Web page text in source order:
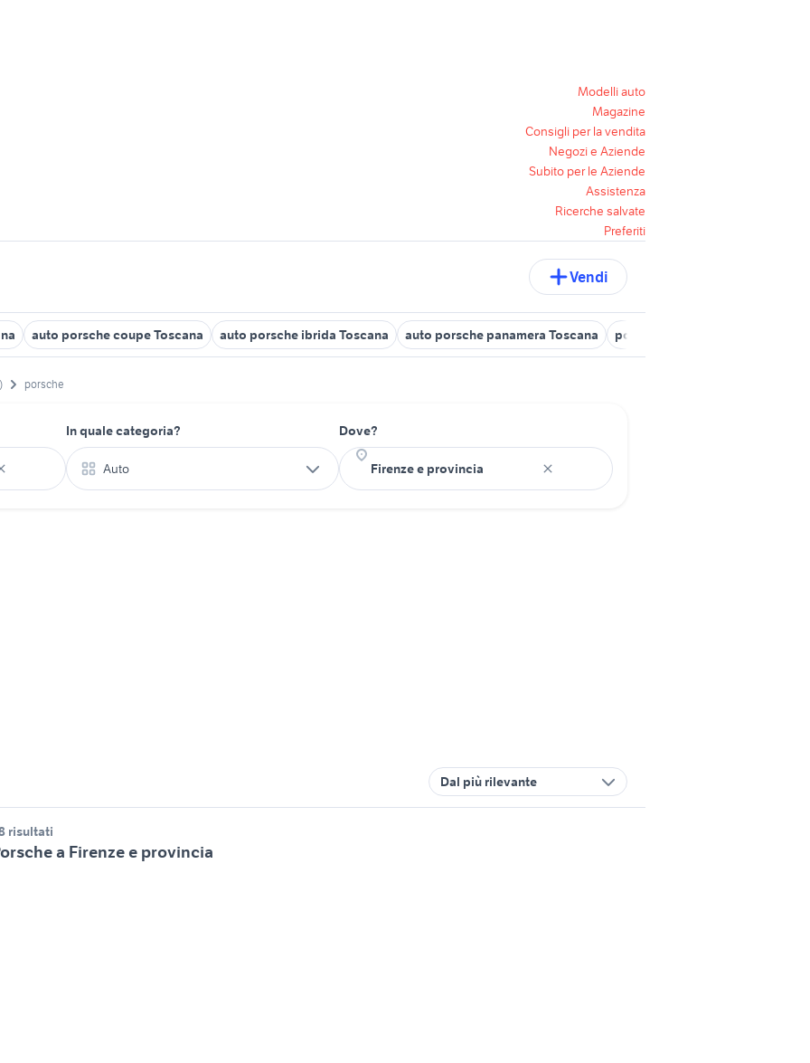
Modelli auto
Magazine
Consigli per la vendita
Negozi e Aziende
Subito per le Aziende
Assistenza
Ricerche salvate
Preferiti
Vendi
auto porsche coupe Toscana auto porsche ibrida Toscana auto porsche panamera Toscana porsche macan Toscana
porsche
In quale categoria?
Auto
Dove?
Dal più rilevante
risultati
a Firenze e provincia